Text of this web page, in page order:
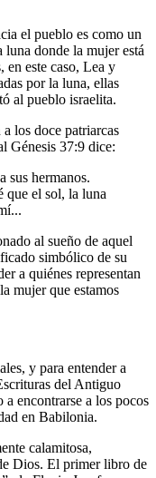
el pueblo es como un
donde la mujer está
en este caso, Lea y
por la luna, ellas
al pueblo israelita.
los doce patriarcas
Génesis 37:9 dice:
sus hermanos.
que el sol, la luna
al sueño de aquel
simbólico de su
a quiénes representan
mujer que estamos
y para entender a
del Antiguo
encontrarse a los pocos
en Babilonia.
calamitosa,
Dios. El primer libro de